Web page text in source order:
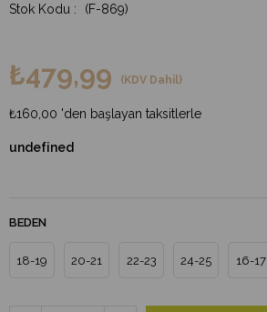
(F-869)
₺479,99 (KDV Dahil)
₺160,00 'den başlayan taksitlerle
undefined
BEDEN
18-19 20-21 22-23 24-25 16-17